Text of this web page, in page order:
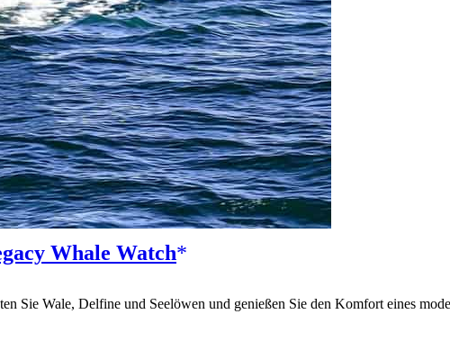
Whale Watch
Sie Wale, Delfine und Seelöwen und genießen Sie den Komfort eines